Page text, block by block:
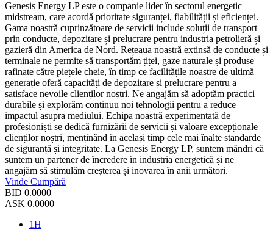
Genesis Energy LP este o companie lider în sectorul energetic
midstream, care acordă prioritate siguranței, fiabilității și eficienței.
Gama noastră cuprinzătoare de servicii include soluții de transport
prin conducte, depozitare și prelucrare pentru industria petrolieră și
gazieră din America de Nord. Rețeaua noastră extinsă de conducte și
terminale ne permite să transportăm țiței, gaze naturale și produse
rafinate către piețele cheie, în timp ce facilitățile noastre de ultimă
generație oferă capacități de depozitare și prelucrare pentru a
satisface nevoile clienților noștri. Ne angajăm să adoptăm practici
durabile și explorăm continuu noi tehnologii pentru a reduce
impactul asupra mediului. Echipa noastră experimentată de
profesioniști se dedică furnizării de servicii și valoare excepționale
clienților noștri, menținând în același timp cele mai înalte standarde
de siguranță și integritate. La Genesis Energy LP, suntem mândri că
suntem un partener de încredere în industria energetică și ne
angajăm să stimulăm creșterea și inovarea în anii următori.
Vinde Cumpără
BID 0.0000
ASK 0.0000
1H